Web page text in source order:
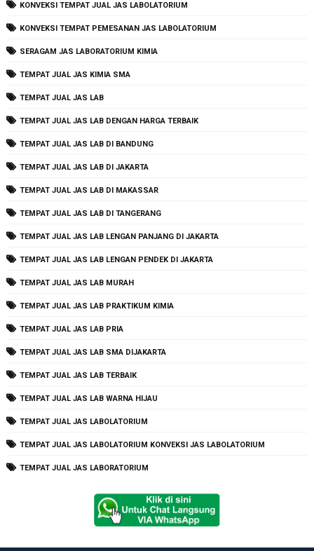
KONVEKSI TEMPAT JUAL JAS LABOLATORIUM
KONVEKSI TEMPAT PEMESANAN JAS LABOLATORIUM
SERAGAM JAS LABORATORIUM KIMIA
TEMPAT JUAL JAS KIMIA SMA
TEMPAT JUAL JAS LAB
TEMPAT JUAL JAS LAB DENGAN HARGA TERBAIK
TEMPAT JUAL JAS LAB DI BANDUNG
TEMPAT JUAL JAS LAB DI JAKARTA
TEMPAT JUAL JAS LAB DI MAKASSAR
TEMPAT JUAL JAS LAB DI TANGERANG
TEMPAT JUAL JAS LAB LENGAN PANJANG DI JAKARTA
TEMPAT JUAL JAS LAB LENGAN PENDEK DI JAKARTA
TEMPAT JUAL JAS LAB MURAH
TEMPAT JUAL JAS LAB PRAKTIKUM KIMIA
TEMPAT JUAL JAS LAB PRIA
TEMPAT JUAL JAS LAB SMA DIJAKARTA
TEMPAT JUAL JAS LAB TERBAIK
TEMPAT JUAL JAS LAB WARNA HIJAU
TEMPAT JUAL JAS LABOLATORIUM
TEMPAT JUAL JAS LABOLATORIUM KONVEKSI JAS LABOLATORIUM
TEMPAT JUAL JAS LABORATORIUM